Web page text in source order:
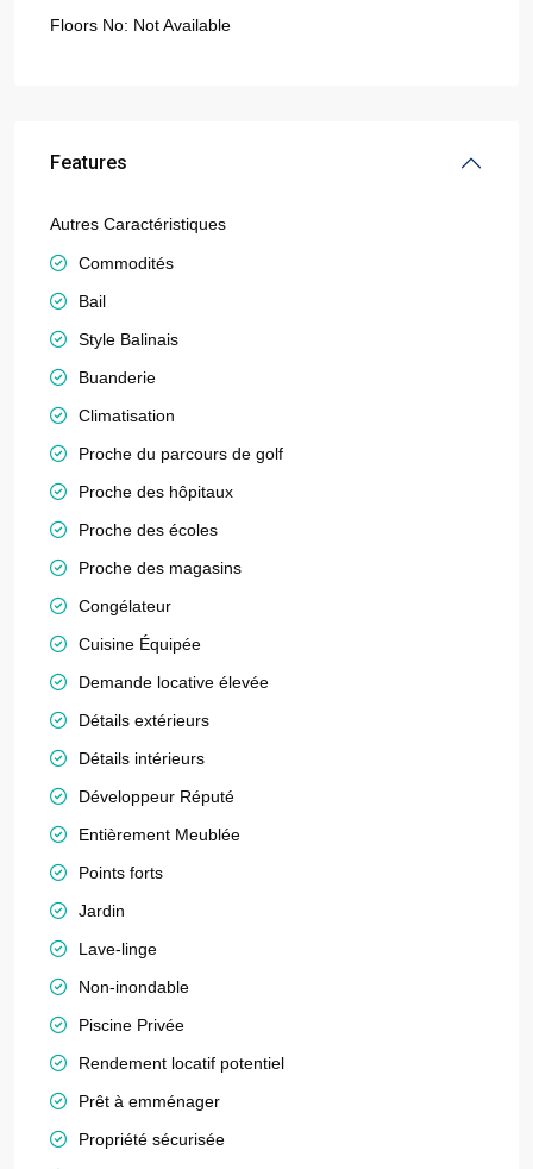
Floors No: Not Available
Features
Autres Caractéristiques
Commodités
Bail
Style Balinais
Buanderie
Climatisation
Proche du parcours de golf
Proche des hôpitaux
Proche des écoles
Proche des magasins
Congélateur
Cuisine Équipée
Demande locative élevée
Détails extérieurs
Détails intérieurs
Développeur Réputé
Entièrement Meublée
Points forts
Jardin
Lave-linge
Non-inondable
Piscine Privée
Rendement locatif potentiel
Prêt à emménager
Propriété sécurisée